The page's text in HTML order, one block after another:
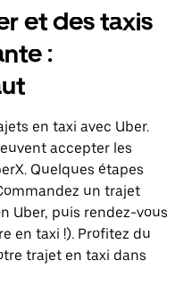
et des taxis
:
en taxi avec Uber.
accepter les
Quelques étapes
un trajet
Uber, puis rendez-vous
en taxi !). Profitez du
trajet en taxi dans